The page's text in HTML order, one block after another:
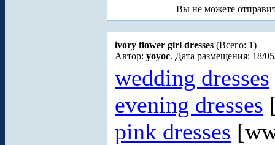
Вы не можете
ivory flower girl dresses (Всего: 1)
Автор: yoyoc. Дата размещения: 18/
wedding dresses
evening dresses
pink dresses